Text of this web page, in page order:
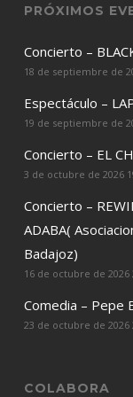
PRÓXIMOS
Concierto –
18 de septiembre de
Espectáculo –
19 de septiembre de
Concierto – EL
3 de octubre de 2026
Concierto –
ADABA(
Badajoz)
16 de octubre de 2026
Comedia – Pepe
23 de octubre de 2026
COLABORA